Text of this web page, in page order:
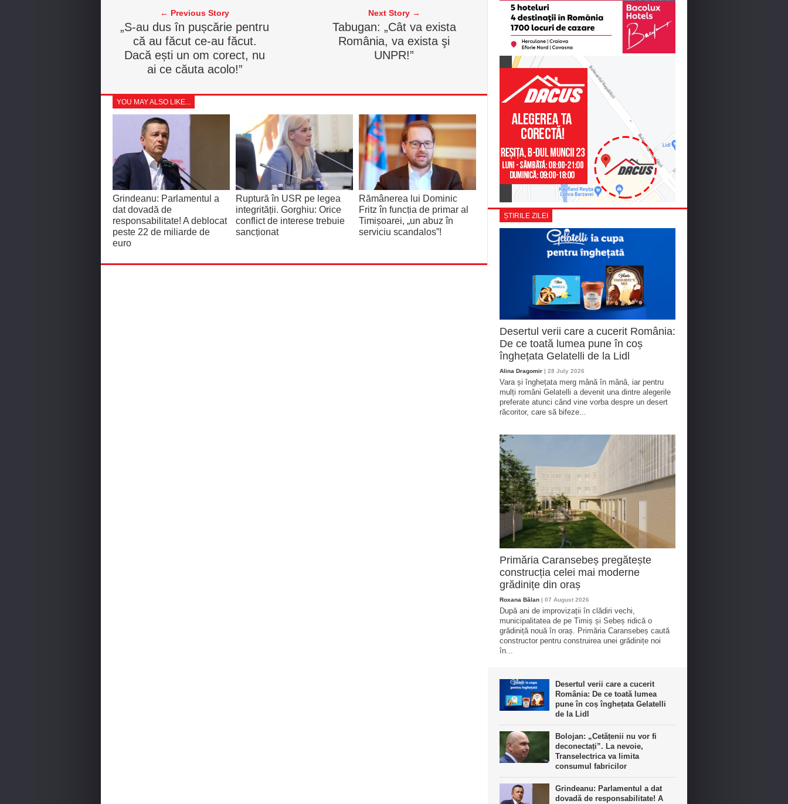
← Previous Story
„S-au dus în pușcărie pentru
că au făcut ce-au făcut.
Dacă ești un om corect, nu
ai ce căuta acolo!”
Next Story →
Tabugan: „Cât va exista
România, va exista şi
UNPR!”
YOU MAY ALSO LIKE...
Grindeanu: Parlamentul a
dat dovadă de
responsabilitate! A deblocat
peste 22 de miliarde de
euro
Ruptură în USR pe legea
integrității. Gorghiu: Orice
conflict de interese trebuie
sancționat
Rămânerea lui Dominic
Fritz în funcția de primar al
Timișoarei, „un abuz în
serviciu scandalos”!
ȘTIRILE ZILEI
Desertul verii care a cucerit România:
De ce toată lumea pune în coș
înghețata Gelatelli de la Lidl
Alina Dragomir | 28 July 2026
Vara și înghețata merg mână în mână, iar pentru
mulți români Gelatelli a devenit una dintre alegerile
preferate atunci când vine vorba despre un desert
răcoritor, care să bifeze...
Primăria Caransebeș pregătește
construcția celei mai moderne
grădinițe din oraș
Roxana Bălan | 07 August 2026
După ani de improvizații în clădiri vechi,
municipalitatea de pe Timiș și Sebeș ridică o
grădiniță nouă în oraș. Primăria Caransebeș caută
constructor pentru construirea unei grădinițe noi
în...
Desertul verii care a cucerit
România: De ce toată lumea
pune în coș înghețata Gelatelli
de la Lidl
Bolojan: „Cetățenii nu vor fi
deconectați”. La nevoie,
Transelectrica va limita
consumul fabricilor
Grindeanu: Parlamentul a dat
dovadă de responsabilitate! A